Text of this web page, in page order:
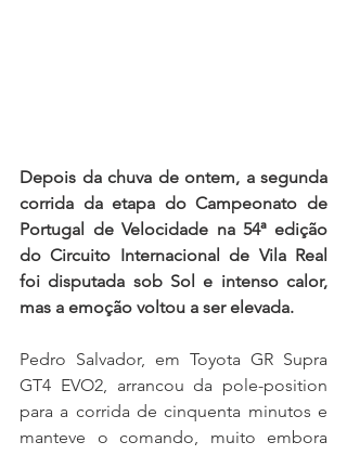
Depois da chuva de ontem, a segunda
corrida da etapa do Campeonato de
Portugal de Velocidade na 54ª edição
do Circuito Internacional de Vila Real
foi disputada sob Sol e intenso calor,
mas a emoção voltou a ser elevada.
Pedro Salvador, em Toyota GR Supra
GT4 EVO2, arrancou da pole-position
para a corrida de cinquenta minutos e
manteve o comando, muito embora